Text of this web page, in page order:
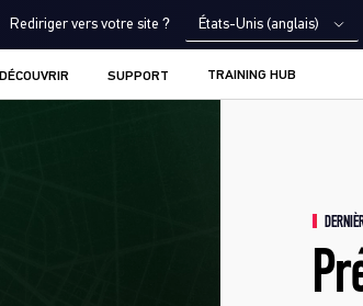
Rediriger vers votre site ? États-Unis (anglais)
DÉCOUVRIR SUPPORT TRAINING HUB